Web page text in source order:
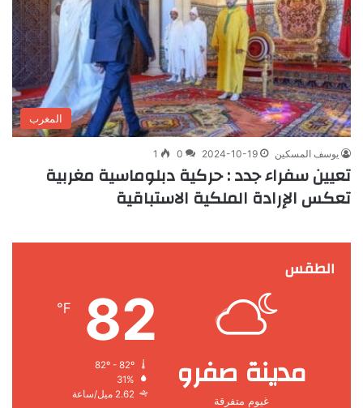
المغرب
يوسف المسكين 2024-10-19
0
1
تعيين سفراء جدد : حركية دبلوماسية مغربية
تعكس الإرادة الملكية الاستباقية
الطقس
مدينة صفرو
غيوم متفرقة
82
℉
31%
2.62 ميل/ساعة